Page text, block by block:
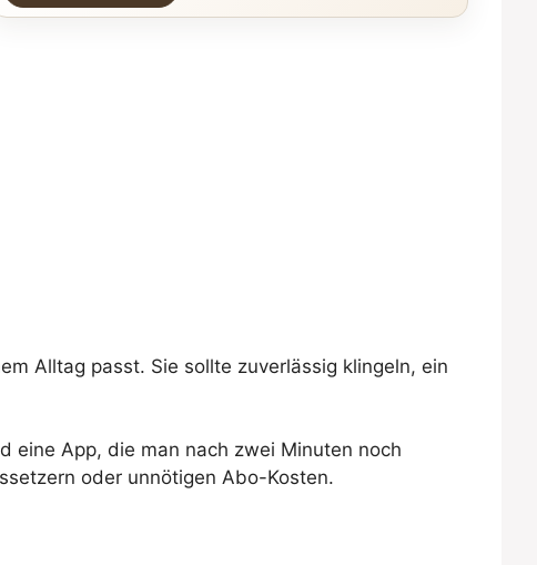
Alltag passt. Sie sollte zuverlässig klingeln, ein
eine App, die man nach zwei Minuten noch
oder unnötigen Abo-Kosten.